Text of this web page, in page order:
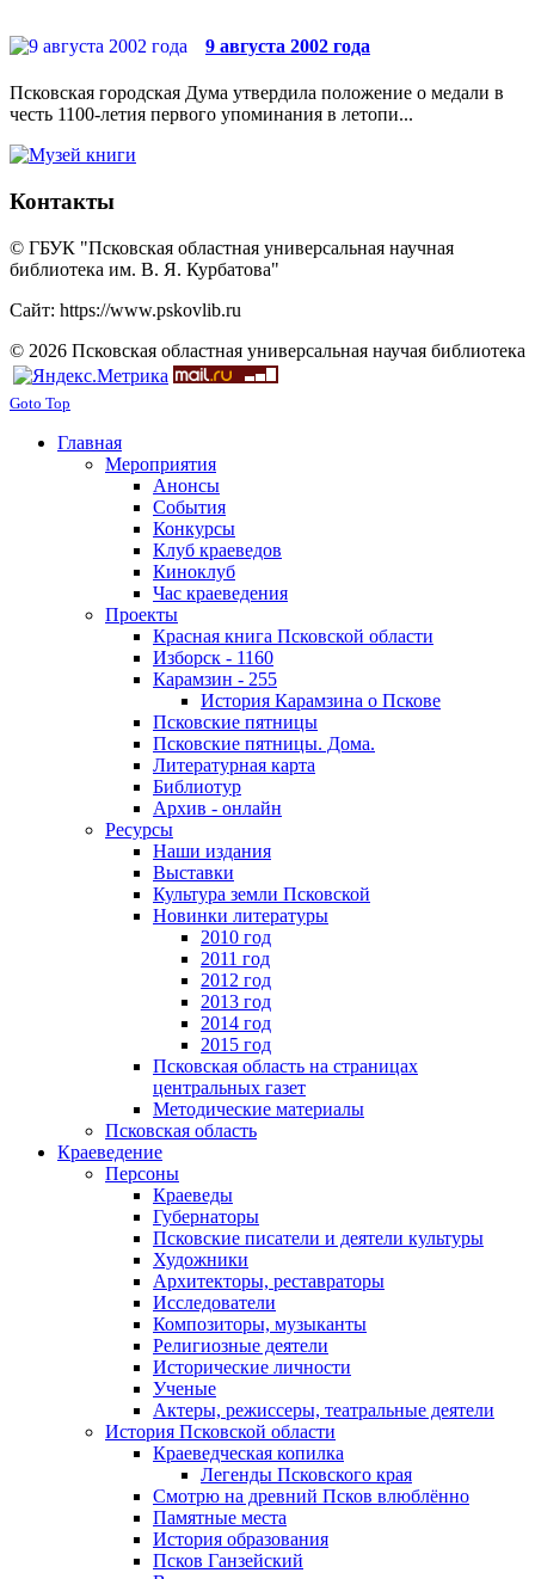
9 августа 2002 года
Псковская городская Дума утвердила положение о медали в
честь 1100-летия первого упоминания в летопи...
Контакты
© ГБУК "Псковская областная универсальная научная
библиотека им. В. Я. Курбатова"
Сайт: https://www.pskovlib.ru
© 2026 Псковская областная универсальная научая библиотека
Goto Top
Главная
Мероприятия
Анонсы
События
Конкурсы
Клуб краеведов
Киноклуб
Час краеведения
Проекты
Красная книга Псковской области
Изборск - 1160
Карамзин - 255
История Карамзина о Пскове
Псковские пятницы
Псковские пятницы. Дома.
Литературная карта
Библиотур
Архив - онлайн
Ресурсы
Наши издания
Выставки
Культура земли Псковской
Новинки литературы
2010 год
2011 год
2012 год
2013 год
2014 год
2015 год
Псковская область на страницах
центральных газет
Методические материалы
Псковская область
Краеведение
Персоны
Краеведы
Губернаторы
Псковские писатели и деятели культуры
Художники
Архитекторы, реставраторы
Исследователи
Композиторы, музыканты
Религиозные деятели
Исторические личности
Ученые
Актеры, режиссеры, театральные деятели
История Псковской области
Краеведческая копилка
Легенды Псковского края
Смотрю на древний Псков влюблённо
Памятные места
История образования
Псков Ганзейский